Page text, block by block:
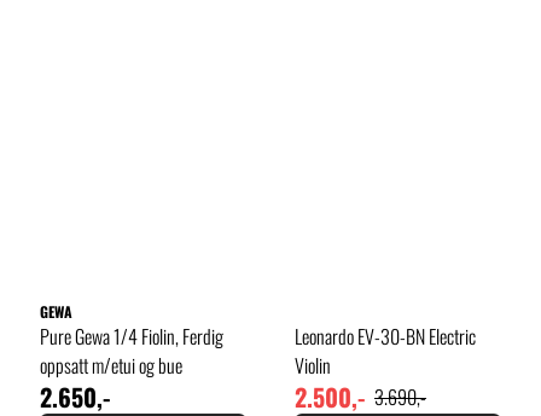
GEWA
Pure Gewa 1/4 Fiolin, Ferdig
oppsatt m/etui og bue
2.650,-
Leonardo EV-30-BN Electric
Violin
2.500,- 3.690,-